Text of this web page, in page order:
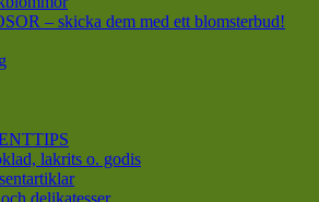
– skicka dem med ett blomsterbud!
lakrits o. godis
delikatesser